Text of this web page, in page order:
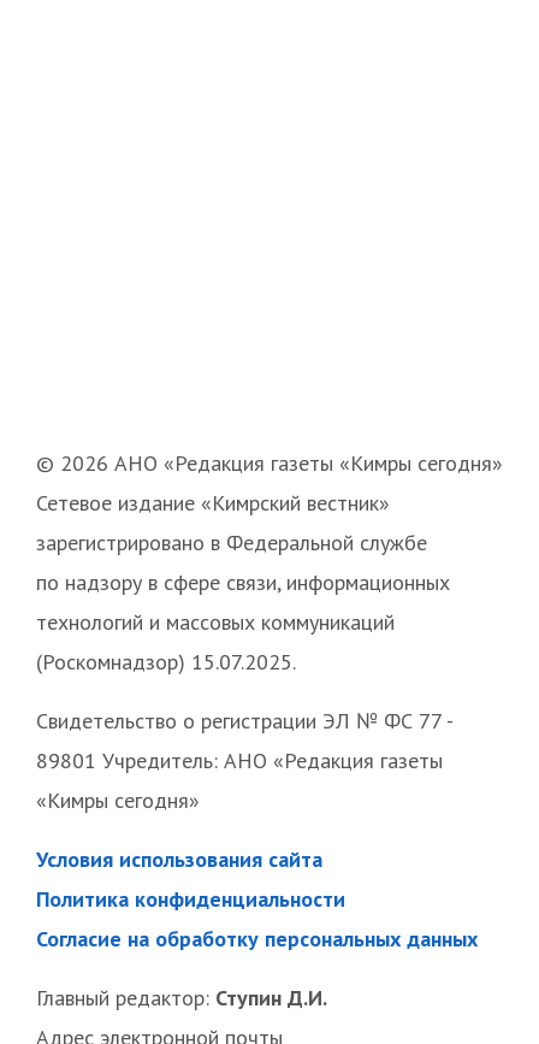
© 2026 АНО «Редакция газеты «Кимры сегодня»
Сетевое издание «Кимрский вестник»
зарегистрировано в Федеральной службе
по надзору в сфере связи, информационных
технологий и массовых коммуникаций
(Роскомнадзор) 15.07.2025.
Свидетельство о регистрации ЭЛ № ФС 77 -
89801 Учредитель: АНО «Редакция газеты
«Кимры сегодня»
Условия использования сайта
Политика конфиденциальности
Согласие на обработку персональных данных
Главный редактор: Ступин Д.И.
Адрес электронной почты